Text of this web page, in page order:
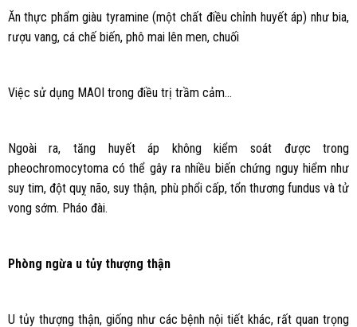
Ăn thực phẩm giàu tyramine (một chất điều chỉnh huyết áp) như bia,
rượu vang, cá chế biến, phô mai lên men, chuối
Việc sử dụng MAOI trong điều trị trầm cảm…
Ngoài ra, tăng huyết áp không kiểm soát được trong
pheochromocytoma có thể gây ra nhiều biến chứng nguy hiểm như
suy tim, đột quỵ não, suy thận, phù phổi cấp, tổn thương fundus và tử
vong sớm. Pháo đài.
Phòng ngừa u tủy thượng thận
U tủy thượng thận, giống như các bệnh nội tiết khác, rất quan trọng